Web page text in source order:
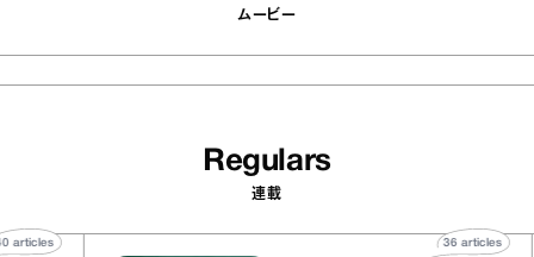
ムービー
Regulars
連載
40articles 36